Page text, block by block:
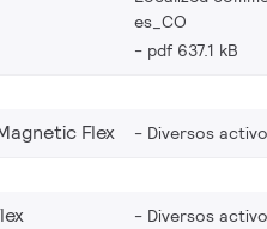
es_CO
pdf 637.1 kB
Flex Diversos
Diversos